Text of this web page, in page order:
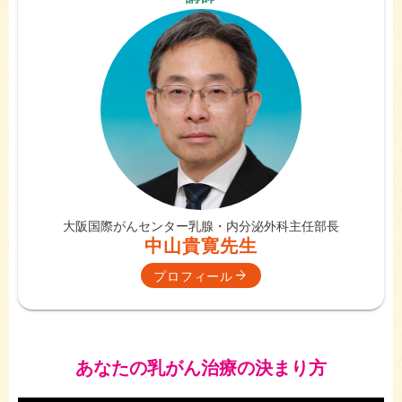
大阪国際がんセンター乳腺・内分泌外科主任部長
中山貴寛先生
プロフィール
あなたの乳がん治療の決まり方